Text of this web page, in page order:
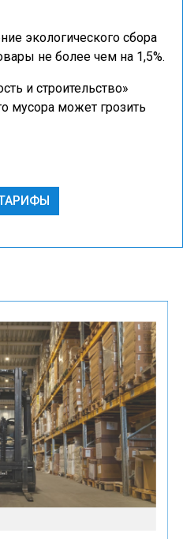
экологического сбора
не более чем на 1,5%.
и строительство»
мусора может грозить